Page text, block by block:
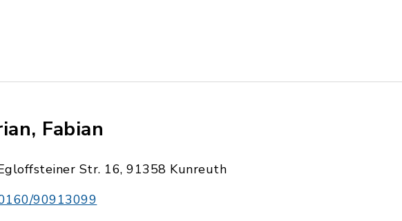
Fabian
Str. 16, 91358 Kunreuth
90913099